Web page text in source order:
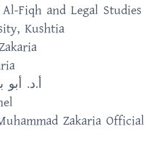
Fiqh and Legal Studies
Kushtia
أ.د.
Zakaria Official